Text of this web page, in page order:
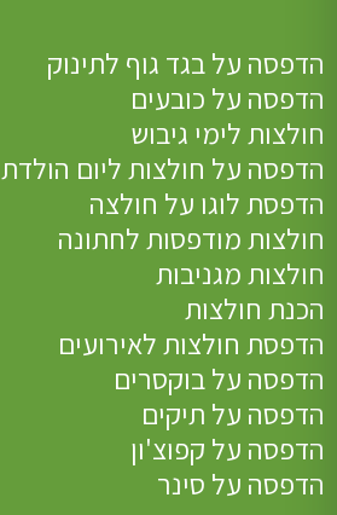
הדפסה על בגד גוף לתינוק
הדפסה על כובעים
חולצות לימי גיבוש
הדפסה על חולצות ליום הולדת
הדפסת לוגו על חולצה
חולצות מודפסות לחתונה
חולצות מגניבות
הכנת חולצות
הדפסת חולצות לאירועים
הדפסה על בוקסרים
הדפסה על תיקים
הדפסה על קפוצ'ון
הדפסה על סינר